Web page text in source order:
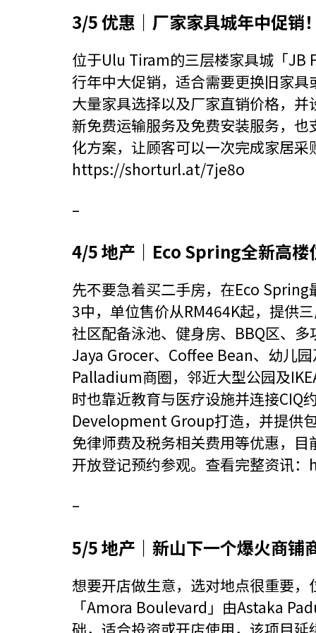
3/5 优惠｜厂家家具城年中促销
位于Ulu Tiram的三层楼家具城「
行年中大促销，适合需要更换旧家
大量家具选择以及厂家直销价格，
新免费运输服务及免费安装服务，
化方案，让顾客可以一次完成家居
https://shorturl.at/7je8o
–
4/5 地产｜Eco Spring全新高楼
先不要急着买二手房，在Eco
3中，单位售价从RM464K起，提供
社区配备泳池、健身房、BBQ区、
Jaya Grocer、Coffee Bean、幼儿
Palladium商圈，邻近大型公园及
时也靠近教育与医疗设施并连接CIQ
Development Group打造，并提供
免律师费及税务相关费用等优惠，
开放登记预约参观。查看完整资讯：
–
5/5 地产｜新山下一个爆火商铺
想要开店做生意，选对地点很重要
「Amora Boulevard」由Astaka
础，适合投资或开店使用，该项目